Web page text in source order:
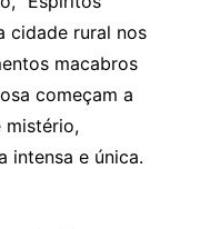
cidade rural nos
macabros
começam a
mistério,
intensa e única.